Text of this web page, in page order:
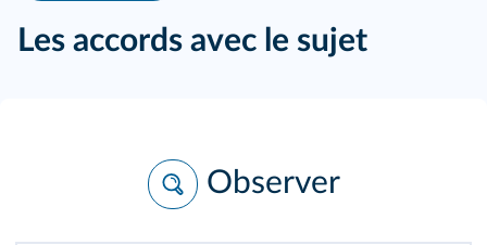
Les accords avec le sujet
Observer